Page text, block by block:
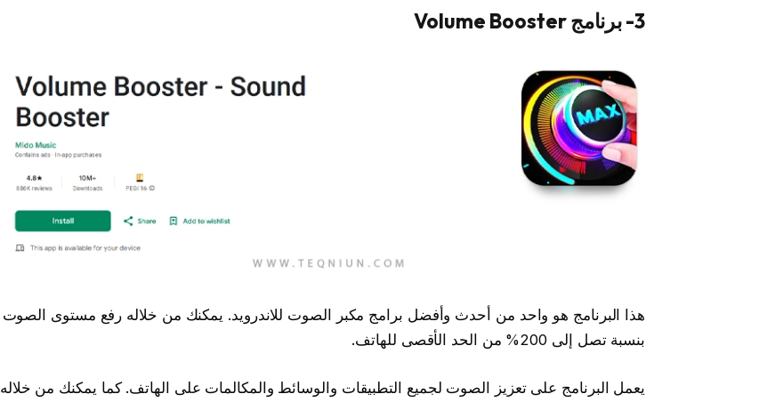
3- برنامج Volume Booster
هذا البرنامج هو واحد من أحدث وأفضل برامج مكبر الصوت للاندرويد. يمكنك من خلاله رفع مستوى الصوت
بنسبة تصل إلى 200% من الحد الأقصى للهاتف.
يعمل البرنامج على تعزيز الصوت لجميع التطبيقات والوسائط والمكالمات على الهاتف. كما يمكنك من خلاله